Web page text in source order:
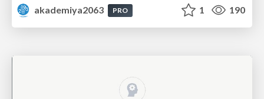
akademiya2063
PRO 1 190